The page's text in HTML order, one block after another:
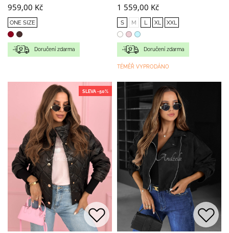
959,00 Kč
ONE SIZE
Doručení zdarma
1 559,00 Kč
S M L XL XXL
Doručení zdarma
TÉMĚŘ VYPRODÁNO
SLEVA -50%